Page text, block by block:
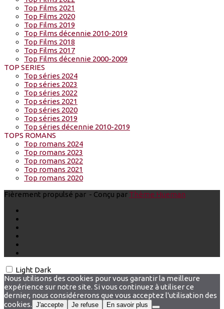
Top Films 2021
Top Films 2020
Top Films 2019
Top Films décennie 2010-2019
Top Films 2018
Top Films 2017
Top Films décennie 2000-2009
TOP SERIES
Top séries 2024
Top séries 2023
Top séries 2022
Top séries 2021
Top séries 2020
Top séries 2019
Top séries décennie 2010-2019
TOPS ROMANS
Top romans 2024
Top romans 2023
Top romans 2022
Top romans 2021
Top romans 2020
Fièrement propulsé par - Conçu par Thème Hueman
Light Dark
Nous utilisons des cookies pour vous garantir la meilleure
expérience sur notre site. Si vous continuez à utiliser ce
dernier, nous considérerons que vous acceptez l'utilisation des
cookies. J'accepte Je refuse En savoir plus